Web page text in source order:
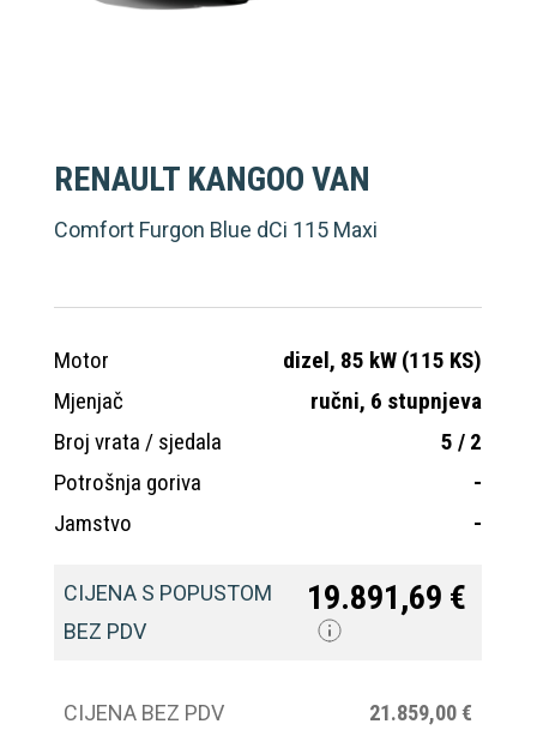
RENAULT KANGOO VAN
Comfort Furgon Blue dCi 115 Maxi
Motor
dizel, 85 kW (115 KS)
Mjenjač
ručni, 6 stupnjeva
Broj vrata / sjedala
5 / 2
Potrošnja goriva
-
Jamstvo
-
CIJENA S POPUSTOM
BEZ PDV
19.891,69 €
CIJENA BEZ PDV 21.859,00 €